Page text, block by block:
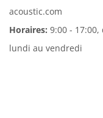
acoustic.com
Horaires: 9:00 - 17:00,
lundi au vendredi